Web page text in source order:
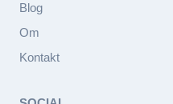
Blog
Om
Kontakt